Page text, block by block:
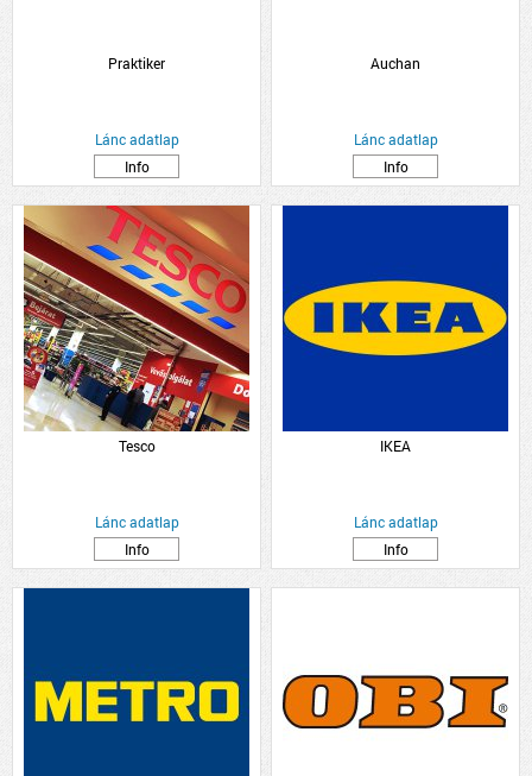
Praktiker
Lánc adatlap
Info
Auchan
Lánc adatlap
Info
Tesco
Lánc adatlap
Info
IKEA
Lánc adatlap
Info